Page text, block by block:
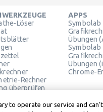
Löser
Rechner
überprüfen
APPS
Übungen
Symbolab
Übungen
Chrome-
to operate our service and